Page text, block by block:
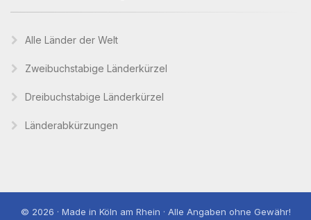
Alle Länder der Welt
Zweibuchstabige Länderkürzel
Dreibuchstabige Länderkürzel
Länderabkürzungen
© 2026 · Made in Köln am Rhein · Alle Angaben ohne Gewähr!